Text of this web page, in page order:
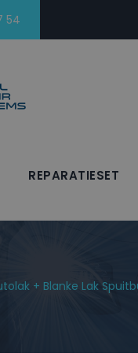
54
REPARATIESET
+
+ Blanke Lak